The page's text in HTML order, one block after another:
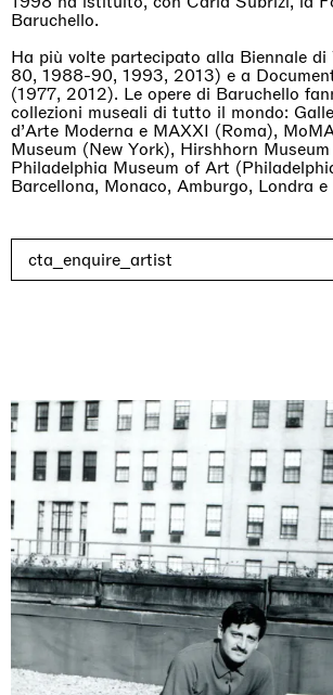
Baruchello.
Ha più volte partecipato alla Biennale di
80, 1988-90, 1993, 2013) e a
(1977, 2012). Le opere di Baruchello
collezioni museali di tutto il mondo:
d’Arte Moderna e MAXXI (Roma),
Museum (New York), Hirshhorn
Philadelphia Museum of Art
Barcellona, Monaco, Amburgo, Londra e
cta_enquire_artist
Rat-A-Hum-Tat-Tat-Rat-A-Hum-Tat-
Pièce Unique
01.09.2026 | 12.09.2026
Xiao Guo Hui